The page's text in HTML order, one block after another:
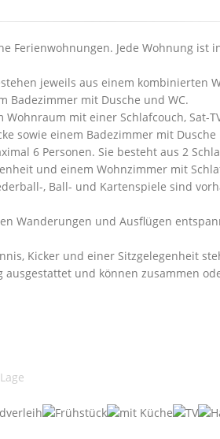
Ferienwohnungen. Jede Wohnung ist
jeweils aus einem kombinierten
Badezimmer mit Dusche und WC.
mit einer Schlafcouch, Sat-
sowie einem Badezimmer mit Dusche
6 Personen. Sie besteht aus 2
und einem Wohnzimmer mit
, Ball- und Kartenspiele sind
Wanderungen und Ausflügen
Kicker und einer Sitzgelegenheit
und können zusammen